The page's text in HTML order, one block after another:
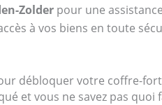
Zolder pour une
à vos biens en toute
débloquer votre coffre-
et vous ne savez pas quoi